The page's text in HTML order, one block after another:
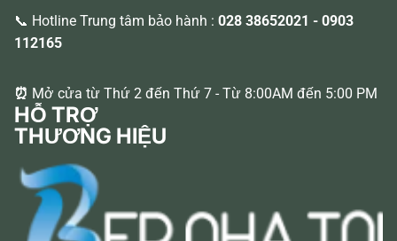
📞 Hotline Trung tâm bảo hành : 028 38652021 - 0903
112165
⏰ Mở cửa từ Thứ 2 đến Thứ 7 - Từ 8:00AM đến 5:00 PM
HỖ TRỢ
THƯƠNG HIỆU